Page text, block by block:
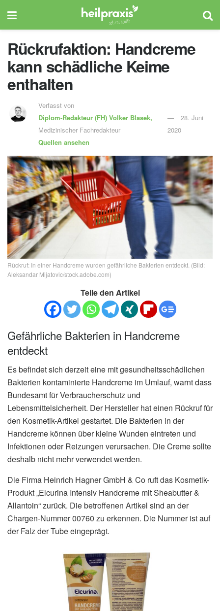
Rückrufaktion: Handcreme
kann schädliche Keime
enthalten
Verfasst von
Diplom-Redakteur (FH)Volker Blasek,
Medizinischer Fachredakteur
Quellen ansehen
28. Juni
2020
Rückruf: In einer Handcreme wurden gefährliche Bakterien entdeckt. (Bild:
Aleksandar Mijatovic/stock.adobe.com)
Teile den Artikel
Gefährliche Bakterien in Handcreme
entdeckt
Es befindet sich derzeit eine mit gesundheitsschädlichen
Bakterien kontaminierte Handcreme im Umlauf, warnt dass
Bundesamt für Verbraucherschutz und
Lebensmittelsicherheit. Der Hersteller hat einen Rückruf für
den Kosmetik-Artikel gestartet. Die Bakterien in der
Handcreme können über kleine Wunden eintreten und
Infektionen oder Reizungen verursachen. Die Creme sollte
deshalb nicht mehr verwendet werden.
Die Firma Heinrich Hagner GmbH & Co ruft das Kosmetik-
Produkt „Elcurina Intensiv Handcreme mit Sheabutter &
Allantoin“ zurück. Die betroffenen Artikel sind an der
Chargen-Nummer 00760 zu erkennen. Die Nummer ist auf
der Falz der Tube eingeprägt.